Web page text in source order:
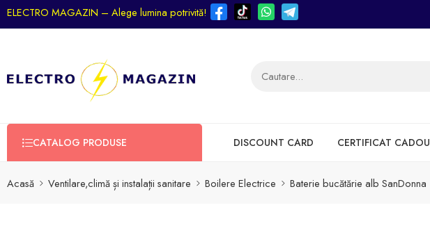
ELECTRO MAGAZIN – Alege lumina potrivită!
CATALOG PRODUSE DISCOUNT CARD CERTIFICAT CADOU
Acasă Ventilare,climă și instalații sanitare Boilere Electrice Baterie bucătărie alb SanDonna